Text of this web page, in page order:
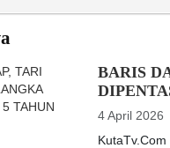
BARIS
4 April 2026